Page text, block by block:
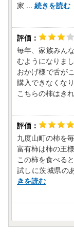
家 ... 続きを読む
毎年、家族みん
むようになりまし
おかげ様で舌が
購入できなくなり
こちらの柿はき
九度山町の柿を
富有柿は柿の王
この柿を食べる
試しに茨城県の
きを読む